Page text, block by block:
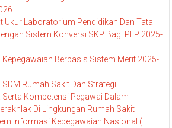
Ukur Laboratorium Pendidikan Dan Tata
Sistem Konversi SKP Bagi PLP 2025-
Kepegawaian Berbasis Sistem Merit 2025-
Rumah Sakit Dan Strategi
Serta Kompetensi Pegawai Dalam
Di Lingkungan Rumah Sakit
Informasi Kepegawaian Nasional (